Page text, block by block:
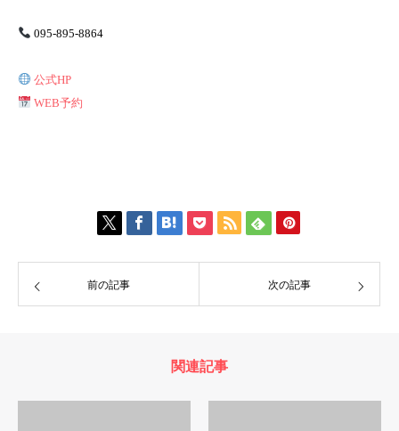
095-895-8864
公式HP
WEB予約
前の記事 次の記事
関連記事